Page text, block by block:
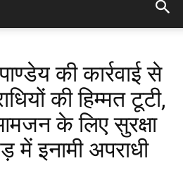
की कार्रवाई से
की हिम्मत टूटी,
के लिए सुरक्षा
में इनामी अपराधी